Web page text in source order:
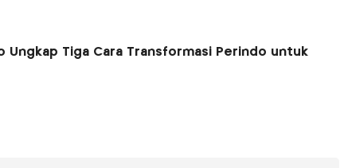
Ungkap Tiga Cara Transformasi Perindo untuk